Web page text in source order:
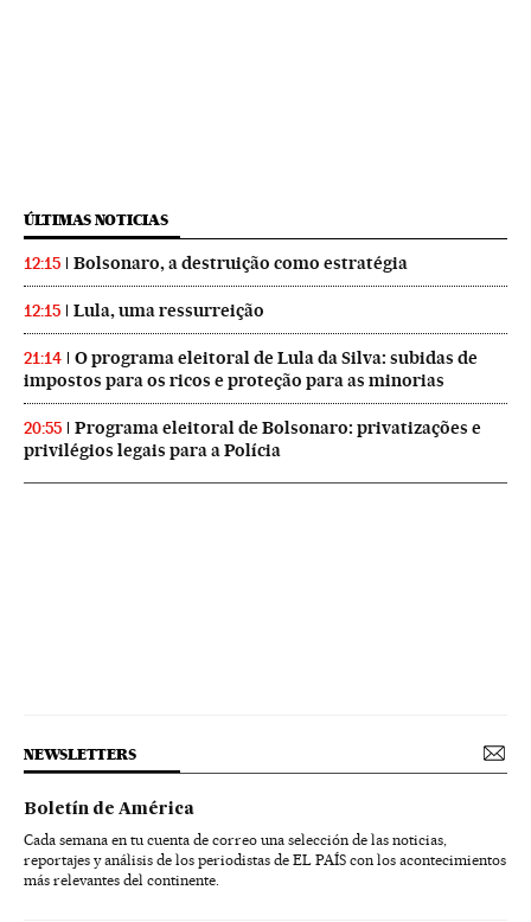
ÚLTIMAS NOTICIAS
12:15 Bolsonaro, a destruição como estratégia
12:15 Lula, uma ressurreição
21:14
O programa eleitoral de Lula da Silva: subidas de
impostos para os ricos e proteção para as minorias
20:55
Programa eleitoral de Bolsonaro: privatizações e
privilégios legais para a Polícia
NEWSLETTERS
Boletín de América
Cada semana en tu cuenta de correo una selección de las noticias,
reportajes y análisis de los periodistas de EL PAÍS con los acontecimientos
más relevantes del continente.